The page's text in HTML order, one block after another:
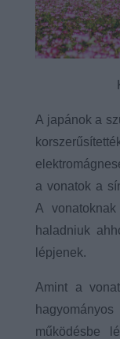
A japánok a
a vonatok a
A
haladniuk
lépjenek.
Amint a
működésbe